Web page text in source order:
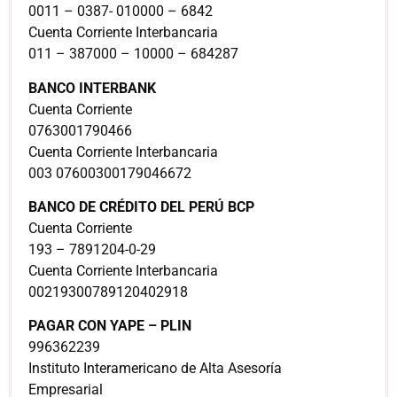
0011 – 0387- 010000 – 6842
Cuenta Corriente Interbancaria
011 – 387000 – 10000 – 684287
BANCO INTERBANK
Cuenta Corriente
0763001790466
Cuenta Corriente Interbancaria
003 07600300179046672
BANCO DE CRÉDITO DEL PERÚ BCP
Cuenta Corriente
193 – 7891204-0-29
Cuenta Corriente Interbancaria
00219300789120402918
PAGAR CON YAPE – PLIN
996362239
Instituto Interamericano de Alta Asesoría
Empresarial